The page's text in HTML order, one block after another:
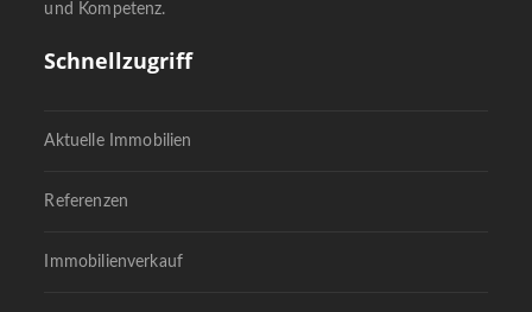
und Kompetenz.
Schnellzugriff
Aktuelle Immobilien
Referenzen
Immobilienverkauf